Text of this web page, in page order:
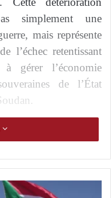
simplement une
mais représente
l’échec retentissant
gérer l’économie
de l’État
: comment
la
sein de l’armée